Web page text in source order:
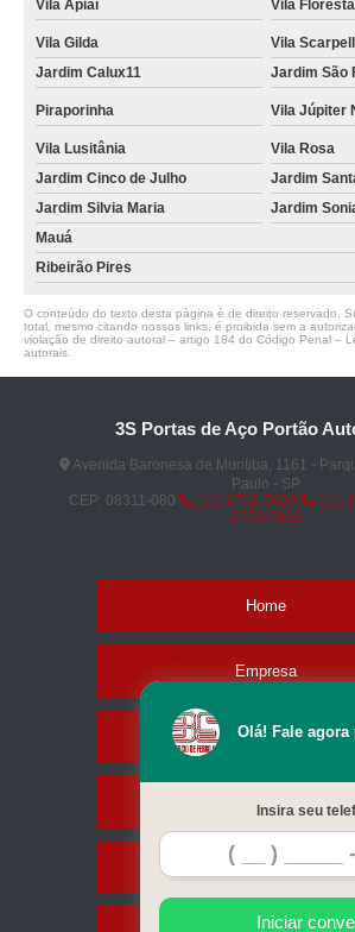
Vila Apiaí Vila Floresta
Vila Gilda
Vila
Jardim Calux11
Jardim São
Piraporinha Vila Júpiter
Vila Lusitânia
Vila Rosa
Jardim Cinco de Julho
Jardim
Jardim Silvia Maria
Jardim
Mauá
Ribeirão Pires
O conteúdo do texto desta página é de direito reservado.
total, mesmo citando nossos links, é proibida sem a
violação de direito autoral – artigo 184 do Código Penal –
autorais
3S Portas de Aço Portão
Avenida Baronesa de Muritiba, 1161 -
Paulo - SP
CEP: 08311-080
(11) 2751-9629 (11)
2753-0832
Home
Empresa
Missão
Serviços
Contato
Olá! Fale agora
Insira seu
Iniciar